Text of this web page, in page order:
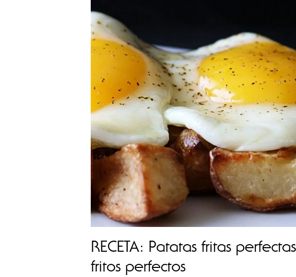
RECETA: Patatas fritas
fritos perfectos